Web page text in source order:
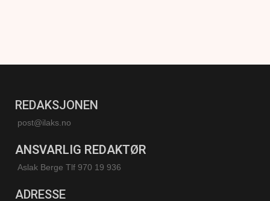
REDAKSJONEN
post@ilaks.no
ANSVARLIG REDAKTØR
Aslak Berge Tlf 970 19 936
ADRESSE